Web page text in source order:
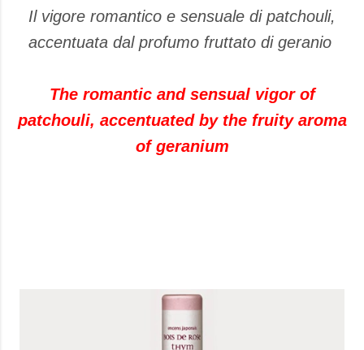
Il vigore romantico e sensuale di patchouli,
accentuata dal profumo fruttato di geranio
The romantic and sensual vigor of
patchouli, accentuated by the fruity aroma
of geranium